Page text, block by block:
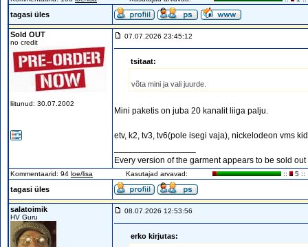
tagasi üles
Sold OUT
no credit
liitunud: 30.07.2002
07.07.2026 23:45:12
tsitaat:
võta mini ja vali juurde.
Mini paketis on juba 20 kanalit liiga palju.
etv, k2, tv3, tv6(pole isegi vaja), nickelodeon vms
Every version of the garment appears to be sold
Kommentaarid: 94 loe/lisa Kasutajad arvavad: :: 5 ::
tagasi üles
salatoimik
HV Guru
08.07.2026 12:53:56
erko kirjutas: